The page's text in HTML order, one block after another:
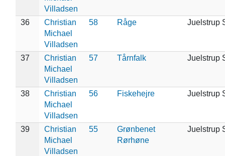
Villadsen
36
Christian
Michael
Villadsen
58 Råge Juelstrup
37
Christian
Michael
Villadsen
57 Tårnfalk Juelstrup
38
Christian
Michael
Villadsen
56 Fiskehejre Juelstrup
39
Christian
Michael
Villadsen
55
Grønbenet
Rørhøne
Juelstrup